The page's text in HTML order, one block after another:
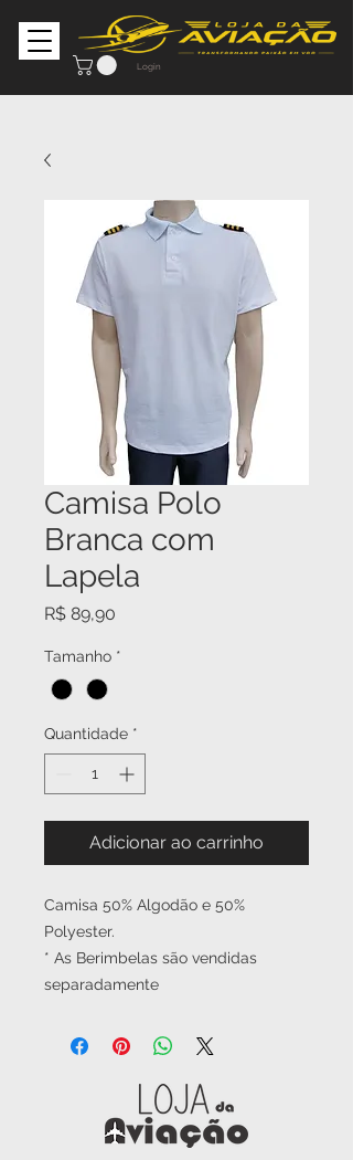
Login
Camisa Polo
Branca com
Lapela
R$ 89,90
Tamanho *
Quantidade *
Adicionar ao carrinho
Camisa 50% Algodão e 50%
Polyester.
* As Berimbelas são vendidas
separadamente